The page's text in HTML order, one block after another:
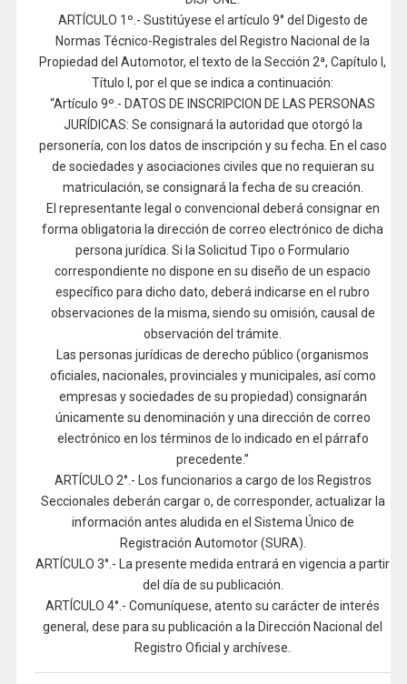
ARTÍCULO 1º.- Sustitúyese el artículo 9° del Digesto de
Normas Técnico-Registrales del Registro Nacional de la
Propiedad del Automotor, el texto de la Sección 2ª, Capítulo I,
Título I, por el que se indica a continuación:
“Artículo 9º.- DATOS DE INSCRIPCION DE LAS PERSONAS
JURÍDICAS: Se consignará la autoridad que otorgó la
personería, con los datos de inscripción y su fecha. En el caso
de sociedades y asociaciones civiles que no requieran su
matriculación, se consignará la fecha de su creación.
El representante legal o convencional deberá consignar en
forma obligatoria la dirección de correo electrónico de dicha
persona jurídica. Si la Solicitud Tipo o Formulario
correspondiente no dispone en su diseño de un espacio
específico para dicho dato, deberá indicarse en el rubro
observaciones de la misma, siendo su omisión, causal de
observación del trámite.
Las personas jurídicas de derecho público (organismos
oficiales, nacionales, provinciales y municipales, así como
empresas y sociedades de su propiedad) consignarán
únicamente su denominación y una dirección de correo
electrónico en los términos de lo indicado en el párrafo
precedente.”
ARTÍCULO 2°.- Los funcionarios a cargo de los Registros
Seccionales deberán cargar o, de corresponder, actualizar la
información antes aludida en el Sistema Único de
Registración Automotor (SURA).
ARTÍCULO 3°.- La presente medida entrará en vigencia a partir
del día de su publicación.
ARTÍCULO 4°.- Comuníquese, atento su carácter de interés
general, dese para su publicación a la Dirección Nacional del
Registro Oficial y archívese.